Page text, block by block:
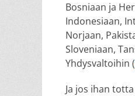
Bosniaan ja
Indonesiaan,
Norjaan,
Sloveniaan,
Yhdysvaltoihin (
Ja jos ihan